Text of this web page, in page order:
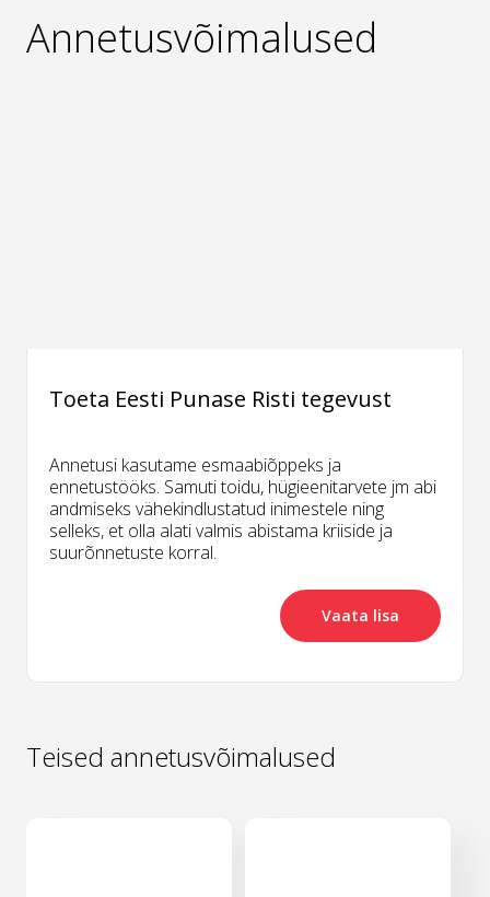
Annetusvõimalused
Toeta Eesti Punase Risti tegevust
Annetusi kasutame esmaabiõppeks ja
ennetustööks. Samuti toidu, hügieenitarvete jm abi
andmiseks vähekindlustatud inimestele ning
selleks, et olla alati valmis abistama kriiside ja
suurõnnetuste korral.
Vaata lisa
Teised annetusvõimalused